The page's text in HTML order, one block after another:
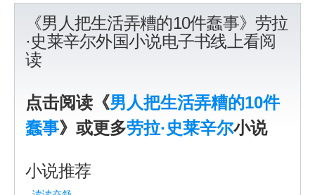
《男人把生活弄糟的10件蠢事》劳拉
·史莱辛尔外国小说电子书线上看阅
读
点击阅读《男人把生活弄糟的10件
蠢事》或更多劳拉·史莱辛尔小说
小说推荐